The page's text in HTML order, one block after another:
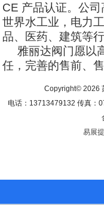
CE 产品认证。公
世界水工业，电力
品、医药、建筑等
雅丽达阀门愿以
任，完善的售前、
Copyright© 2026
电话：13713479132 传真：
易展